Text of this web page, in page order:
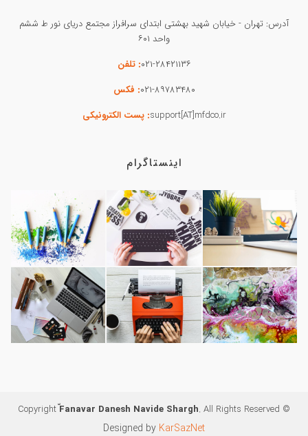
آدرس: تهران - خیابان شهید بهشتی ابتدای سرافراز مجتمع دریای نور ط ششم
واحد ۶۰۱
۰۲۱-۲۸۴۲۱۱۳۶: تلفن
۰۲۱-۸۹۷۸۳۴۸۰: فکس
support[AT]mfdco.ir: پست الکترونیکی
اینستاگرام
© Copyright ّFanavar Danesh Navide Shargh. All Rights Reserved
Designed by KarSazNet